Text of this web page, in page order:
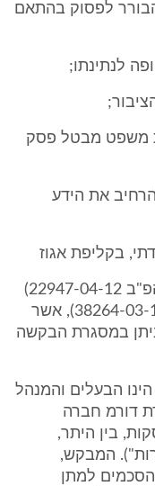
לפסוק בהתאם
משפט מבטל פסק
את הידע
בקליפת אגוז
1. לפני בקשה לביטול פסק בורר (הפ"ב 22947-04-12)
ובקשה לאישור פסק בורר (הפ"ב 38264-03-12), אשר
במסגרת הבקשה
הבעלים והמנהל
דורמ חברה
בין היתר,
המבקש,
למתן